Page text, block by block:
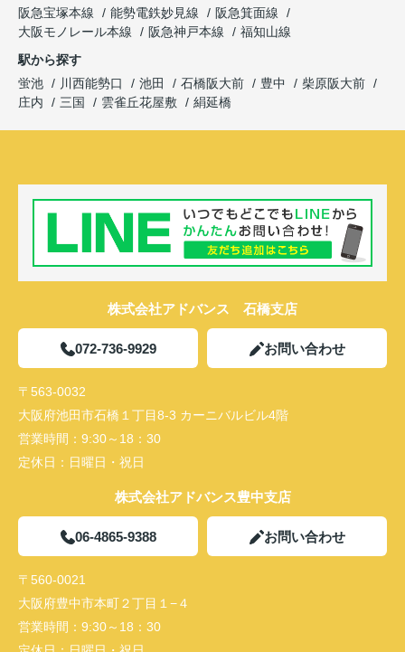
阪急宝塚本線
能勢電鉄妙見線
阪急箕面線
大阪モノレール本線
阪急神戸本線
福知山線
駅から探す
蛍池
川西能勢口 池田 石橋阪大前 豊中
柴原阪大前
庄内
三国 雲雀丘花屋敷 絹延橋
株式会社アドバンス 石橋支店
072-736-9929 お問い合わせ
〒563-0032
大阪府池田市石橋１丁目8-3 カーニバルビル4階
営業時間： 9:30～18：30
定休日： 日曜日・祝日
株式会社アドバンス豊中支店
06-4865-9388 お問い合わせ
〒560-0021
大阪府豊中市本町２丁目１−４
営業時間： 9:30～18：30